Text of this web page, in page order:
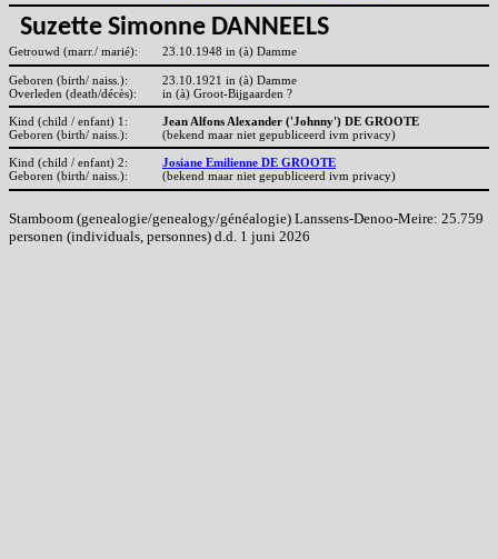
Suzette Simonne DANNEELS
Getrouwd (marr./ marié): 23.10.1948 in (à) Damme
Geboren (birth/ naiss.):
23.10.1921 in (à) Damme
Overleden (death/décès):
in (à) Groot-Bijgaarden ?
Kind (child / enfant) 1:
Jean Alfons Alexander ('Johnny') DE GROOTE
Geboren (birth/ naiss.):
(bekend maar niet gepubliceerd ivm privacy)
Kind (child / enfant) 2:
Josiane Emilienne DE GROOTE
Geboren (birth/ naiss.):
(bekend maar niet gepubliceerd ivm privacy)
Stamboom (genealogie/genealogy/généalogie) Lanssens-Denoo-Meire: 25.759
personen (individuals, personnes) d.d. 1 juni 2026